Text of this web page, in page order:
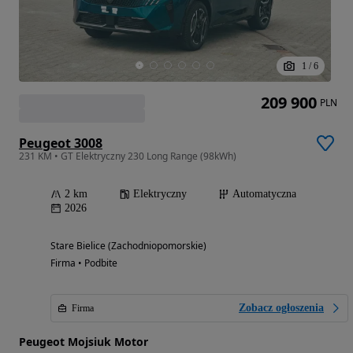
1 / 6
Peugeot 3008
231 KM • GT Elektryczny 230 Long Range (98kWh)
2 km Elektryczny
Automatyczna
2026
Stare Bielice (Zachodniopomorskie)
Firma • Podbite
Firma Zobacz ogłoszenia
Peugeot Mojsiuk Motor
209 900 PLN